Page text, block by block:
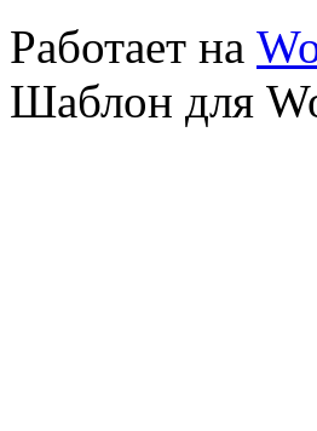
Работает на
Шаблон для